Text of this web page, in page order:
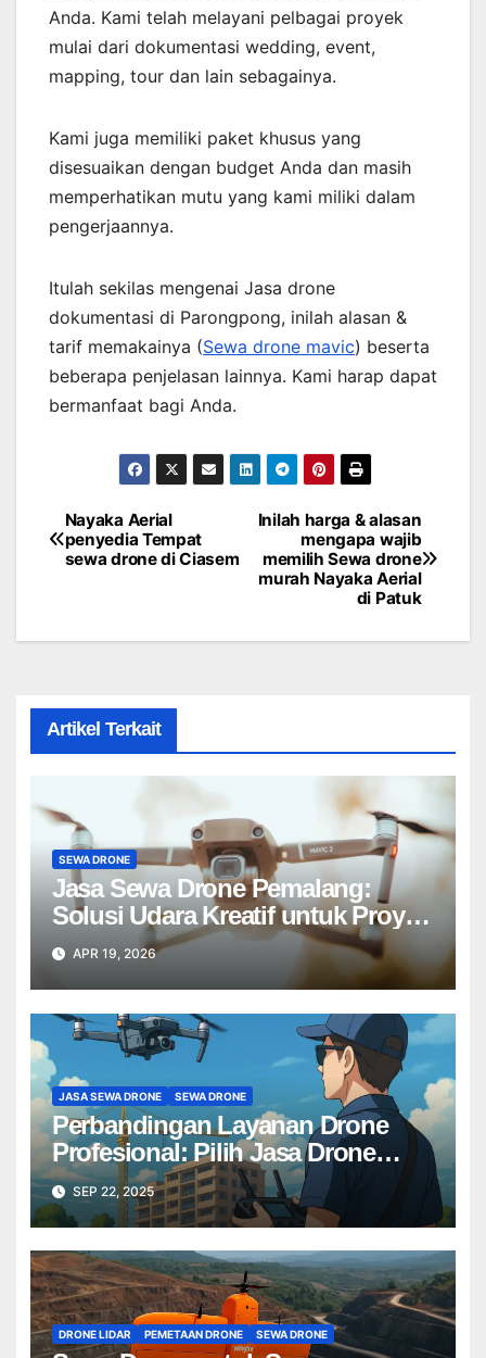
Anda. Kami telah melayani pelbagai proyek
mulai dari dokumentasi wedding, event,
mapping, tour dan lain sebagainya.
Kami juga memiliki paket khusus yang
disesuaikan dengan budget Anda dan masih
memperhatikan mutu yang kami miliki dalam
pengerjaannya.
Itulah sekilas mengenai Jasa drone
dokumentasi di Parongpong, inilah alasan &
tarif memakainya (Sewa drone mavic) beserta
beberapa penjelasan lainnya. Kami harap dapat
bermanfaat bagi Anda.
Post
navigation
Inilah harga & alasan
mengapa wajib
memilih Sewa drone
murah Nayaka Aerial
di Patuk
Nayaka Aerial
penyedia Tempat
sewa drone di Ciasem
Artikel Terkait
SEWA DRONE
Jasa Sewa Drone Pemalang:
Solusi Udara Kreatif untuk Proyek
Anda Tanpa Batas】
APR 19, 2026
JASA SEWA DRONE SEWA DRONE
Perbandingan Layanan Drone
Profesional: Pilih Jasa Drone
Terbaik untuk Proyek Anda
SEP 22, 2025
DRONE LIDAR PEMETAAN DRONE SEWA DRONE